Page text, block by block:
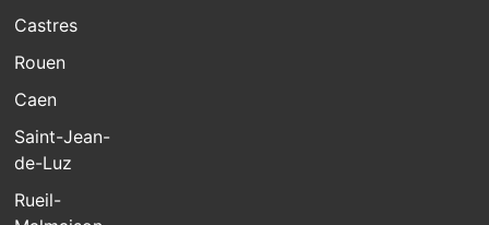
Castres
Rouen
Caen
Saint-Jean-
de-Luz
Rueil-